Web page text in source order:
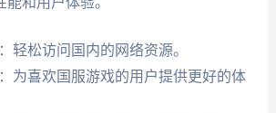
轻松访问国内的网络资源。
为喜欢国服游戏的用户提供更好的体